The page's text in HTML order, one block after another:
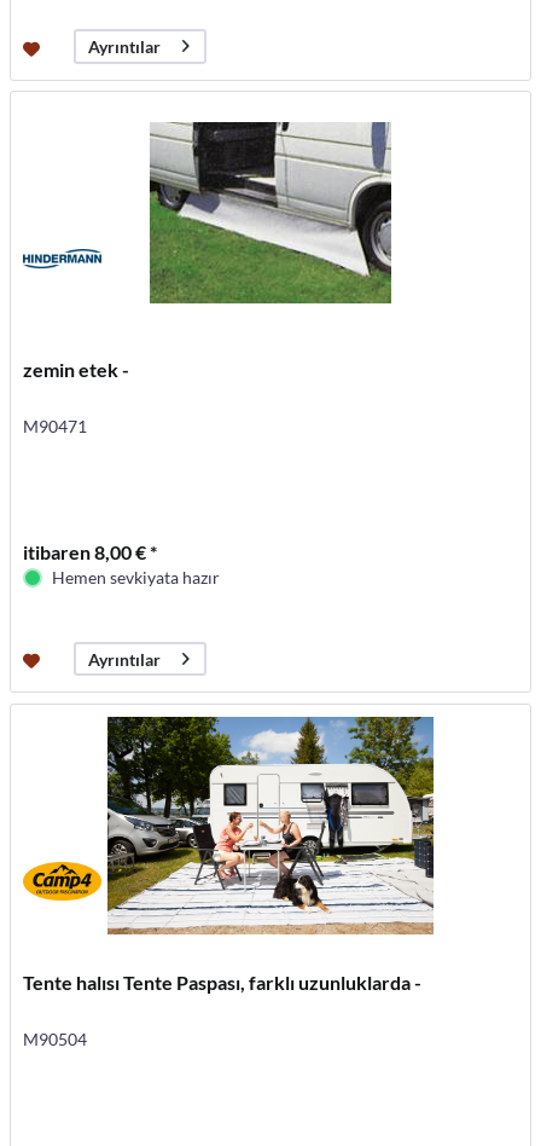
Ayrıntılar
zemin etek -
M90471
itibaren 8,00 € *
Hemen sevkiyata hazır
Ayrıntılar
Tente halısı Tente Paspası, farklı uzunluklarda -
M90504